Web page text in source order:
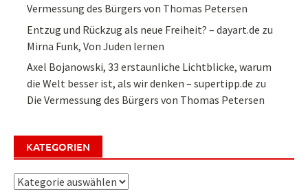
Vermessung des Bürgers von Thomas Petersen
Entzug und Rückzug als neue Freiheit? – dayart.de zu
Mirna Funk, Von Juden lernen
Axel Bojanowski, 33 erstaunliche Lichtblicke, warum
die Welt besser ist, als wir denken – supertipp.de zu
Die Vermessung des Bürgers von Thomas Petersen
KATEGORIEN
Kategorien